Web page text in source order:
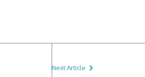
Next Article